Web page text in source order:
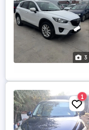
3
1